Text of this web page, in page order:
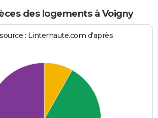
des logements à Voigny
: Linternaute.com d'après